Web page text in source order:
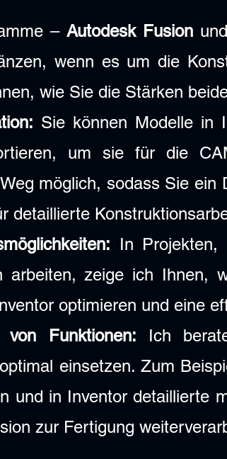
– Autodesk Fusionund
wenn es um die
wie Sie die Stärken
Sie können Modelle in
um sie für die
möglich, sodass Sie
detaillierte
In Projekten,
arbeiten, zeige ich Ihnen,
optimieren und eine
von Funktionen: Ich
einsetzen. Zum
und in Inventor detaillierte
zur Fertigung